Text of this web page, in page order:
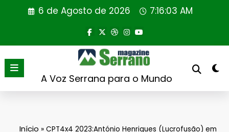
6 de Agosto de 2026 7:16:04 AM
A Voz Serrana para o Mundo
Início » CPT4x4 2023:António Henriques (Lucrofusão) em